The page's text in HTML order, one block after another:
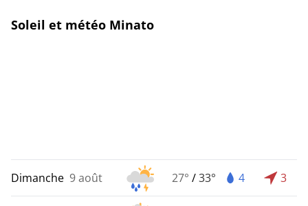
Soleil et météo Minato
Dimanche 9 août 27° /33° 4 3